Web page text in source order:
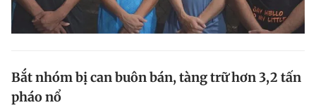
Bắt nhóm bị can buôn bán, tàng trữ hơn 3,2 tấn
pháo nổ